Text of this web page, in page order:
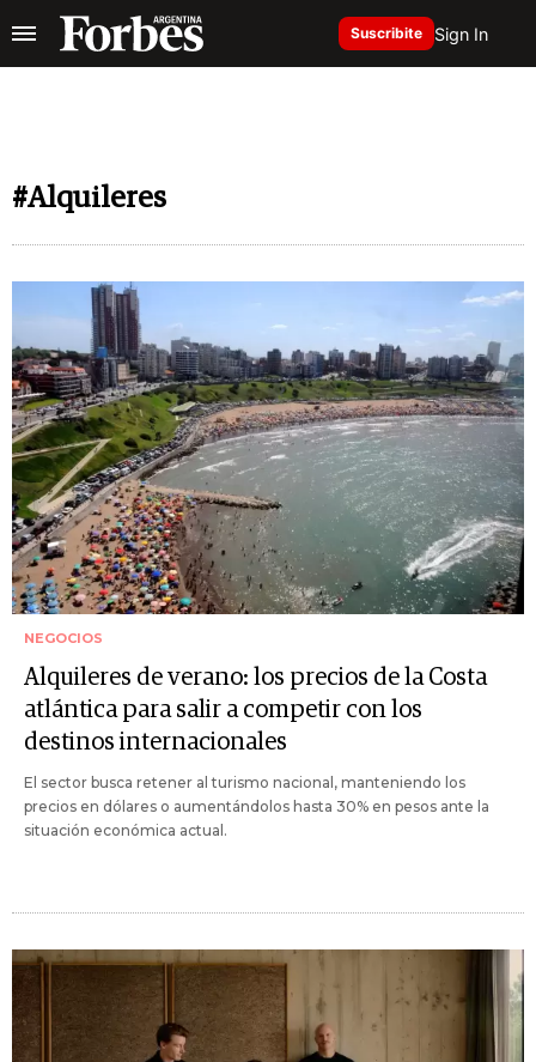
Suscribite Sign In
#Alquileres
NEGOCIOS
Alquileres de verano: los precios de la Costa
atlántica para salir a competir con los
destinos internacionales
El sector busca retener al turismo nacional, manteniendo los
precios en dólares o aumentándolos hasta 30% en pesos ante la
situación económica actual.